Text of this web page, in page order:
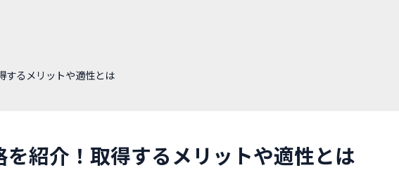
するメリットや適性とは
紹介！取得するメリットや適性とは